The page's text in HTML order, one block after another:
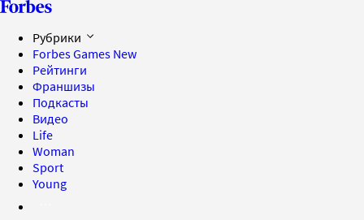
Рубрики
Forbes Games New
Рейтинги
Франшизы
Подкасты
Видео
Life
Woman
Sport
Young